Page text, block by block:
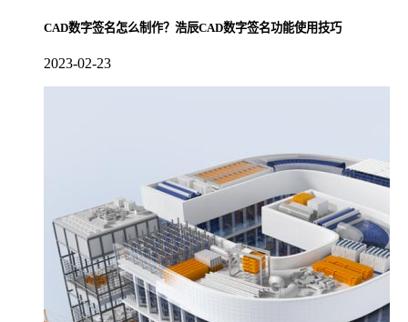
CAD数字签名怎么制作？浩辰CAD数字签名功能使用技巧
2023-02-23